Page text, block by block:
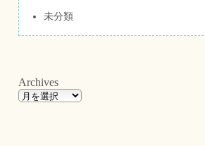
未分類
Archives